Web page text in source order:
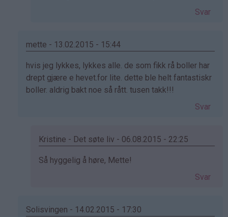
-
Svar
mette - 13.02.2015 - 15:44
Som
svar
på
bekreftet)
hvis jeg lykkes, lykkes alle. de som fikk rå boller har
drept gjære e hevet.for lite. dette ble helt fantastiskr
boller. aldrig bakt noe så rått. tusen takk!!!
Svar
Kristine - Det søte liv - 06.08.2015 - 22:25
Som
mette
Så hyggelig å høre, Mette!
Svar
Solisvingen - 14.02.2015 - 17:30